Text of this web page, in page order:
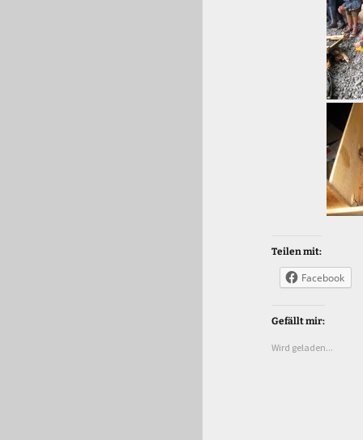
Teilen mit:
Facebook
Gefällt mir:
Wird geladen...